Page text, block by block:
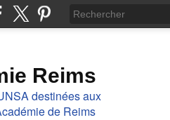
Reims
destinées aux
de Reims